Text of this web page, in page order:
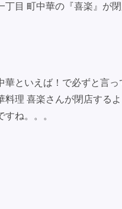
丁目 町中華の『喜楽』が
華といえば！で必ずと言っ
理 喜楽さんが閉店するよ
ね。。。